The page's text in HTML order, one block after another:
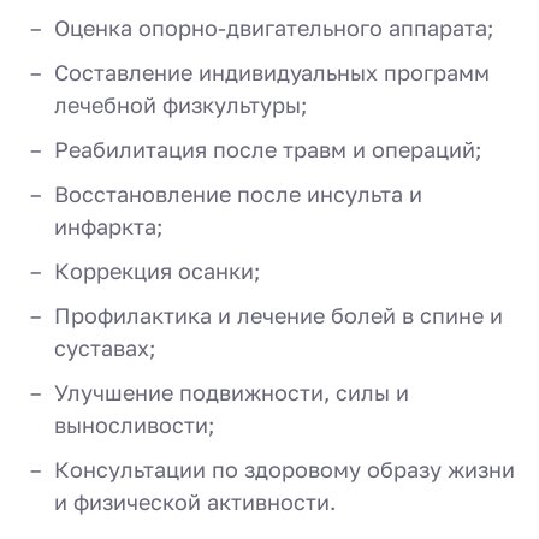
Оценка опорно-двигательного аппарата;
Составление индивидуальных программ
лечебной физкультуры;
Реабилитация после травм и операций;
Восстановление после инсульта и
инфаркта;
Коррекция осанки;
Профилактика и лечение болей в спине и
суставах;
Улучшение подвижности, силы и
выносливости;
Консультации по здоровому образу жизни
и физической активности.